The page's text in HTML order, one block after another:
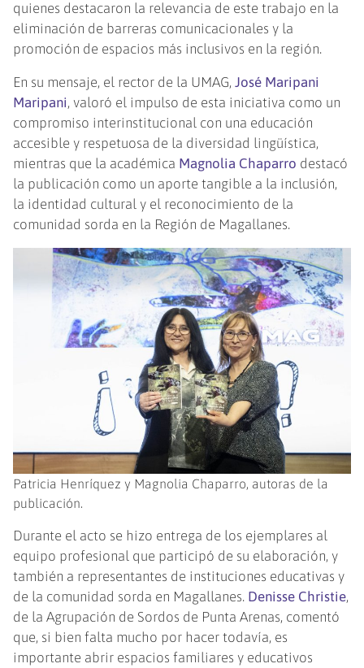
quienes destacaron la relevancia de este trabajo en la
eliminación de barreras comunicacionales y la
promoción de espacios más inclusivos en la región.
En su mensaje, el rector de la UMAG,José Maripani
Maripani, valoró el impulso de esta iniciativa como un
compromiso interinstitucional con una educación
accesible y respetuosa de la diversidad lingüística,
mientras que la académica Magnolia Chaparro destacó
la publicación como un aporte tangible a la inclusión,
la identidad cultural y el reconocimiento de la
comunidad sorda en la Región de Magallanes.
Patricia Henríquez y Magnolia Chaparro, autoras de la
publicación.
Durante el acto se hizo entrega de los ejemplares al
equipo profesional que participó de su elaboración, y
también a representantes de instituciones educativas y
de la comunidad sorda en Magallanes. Denisse Christie,
de la Agrupación de Sordos de Punta Arenas, comentó
que, si bien falta mucho por hacer todavía, es
importante abrir espacios familiares y educativos